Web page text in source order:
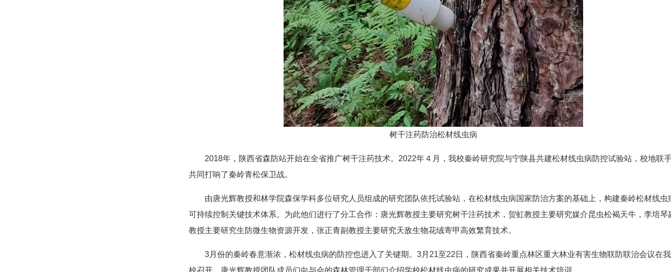
树干注药防治松材线虫病
2018年，陕西省森防站开始在全省推广树干注药技术。2022年４月，我校秦岭研究院与宁陕县共建松材线虫病防控试验站，校地联
共同打响了秦岭青松保卫战。
由唐光辉教授和林学院森保学科多位研究人员组成的研究团队依托试验站，在松材线虫病国家防治方案的基础上，构建秦岭松材线虫
可持续控制关键技术体系。为此他们进行了分工合作：唐光辉教授主要研究树干注药技术，贺虹教授主要研究媒介昆虫松褐天牛，李培琴
教授主要研究生防微生物资源开发，张正青副教授主要研究天敌生物花绒寄甲高效繁育技术。
3月份的秦岭春意渐浓，松材线虫病的防控也进入了关键期。3月21至22日，陕西省秦岭重点林区重大林业有害生物联防联治会议在我
校召开，唐光辉教授团队成员们向与会的森林管理干部们介绍学校松材线虫病的研究成果并开展相关技术培训。